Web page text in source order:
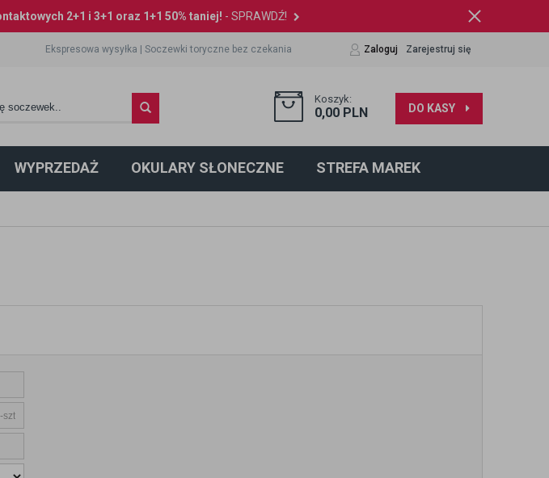
2+1 i 3+1 oraz 1+1 50% taniej! - SPRAWDŹ!
Ekspresowa wysyłka |Soczewki toryczne bez czekania Zaloguj Zarejestruj się
Koszyk:
0,00 PLN DO KASY
WYPRZEDAŻ OKULARY SŁONECZNE STREFA MAREK